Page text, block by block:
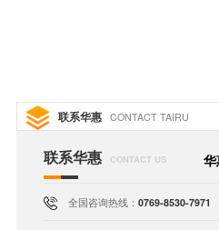
联系华惠 CONTACT TAIRU
联系华惠 CONTACT US
全国咨询热线：0769-8530-7971